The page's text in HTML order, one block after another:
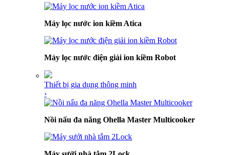
Máy lọc nước ion kiềm Atica
Máy lọc nước điện giải ion kiềm Robot
Thiết bị gia dụng thông minh
›
Nồi nấu đa năng Ohella Master Multicooker